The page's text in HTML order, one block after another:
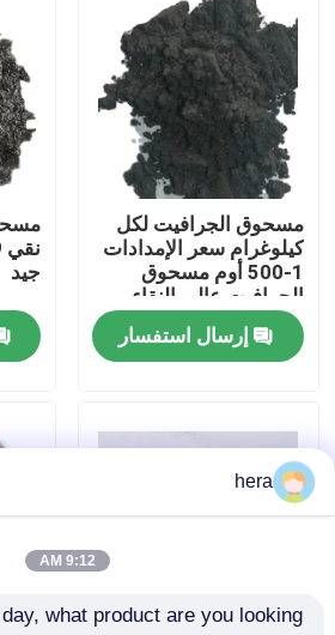
منتجات
معلومات عنا
جولة في المعمل
مراقبة الجودة
اتصل بنا
حالات
فليك الجرافيت الطبيعي
مسحوق الجرافيت لكل
كيلوغرام سعر الإمدادات
1-500 أوم مسحوق
الجرافيت عالي النقاء
إرسال استفسار
جيد
hera
9:12 AM
what product are you looking